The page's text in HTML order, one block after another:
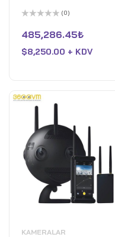
Kamera
üzerinden
0
aldı
(0)
485,286.45₺
$8,250.00 + KDV
KAMERALAR